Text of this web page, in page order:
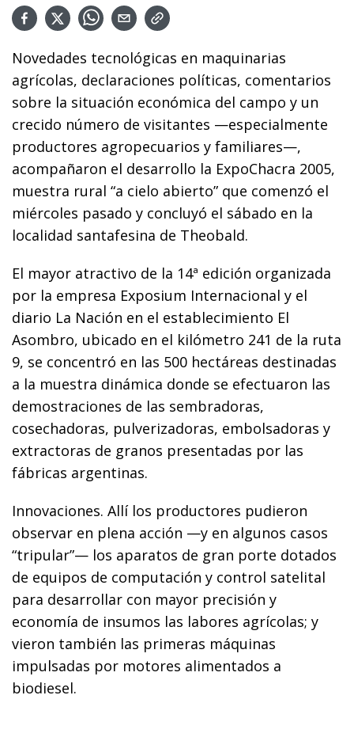
Novedades tecnológicas en maquinarias
agrícolas, declaraciones políticas, comentarios
sobre la situación económica del campo y un
crecido número de visitantes —especialmente
productores agropecuarios y familiares—,
acompañaron el desarrollo la ExpoChacra 2005,
muestra rural “a cielo abierto” que comenzó el
miércoles pasado y concluyó el sábado en la
localidad santafesina de Theobald.
El mayor atractivo de la 14ª edición organizada
por la empresa Exposium Internacional y el
diario La Nación en el establecimiento El
Asombro, ubicado en el kilómetro 241 de la ruta
9, se concentró en las 500 hectáreas destinadas
a la muestra dinámica donde se efectuaron las
demostraciones de las sembradoras,
cosechadoras, pulverizadoras, embolsadoras y
extractoras de granos presentadas por las
fábricas argentinas.
Innovaciones. Allí los productores pudieron
observar en plena acción —y en algunos casos
“tripular”— los aparatos de gran porte dotados
de equipos de computación y control satelital
para desarrollar con mayor precisión y
economía de insumos las labores agrícolas; y
vieron también las primeras máquinas
impulsadas por motores alimentados a
biodiesel.